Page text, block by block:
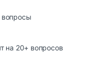
вопросы
на 20+ вопросов